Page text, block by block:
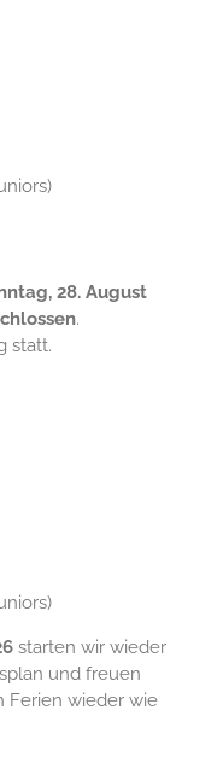
28. August
.
statt.
starten wir wieder
und freuen
Ferien wieder wie